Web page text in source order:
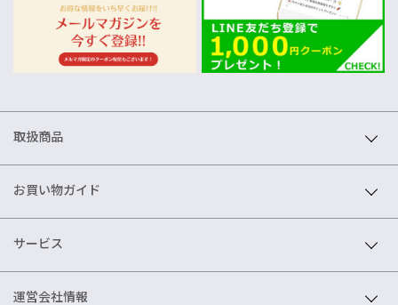
取扱商品
お買い物ガイド
サービス
運営会社情報